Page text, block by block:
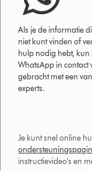
Als je de informatie
niet kunt vinden of
hulp nodig hebt, kun
WhatsApp in contact
gebracht met een
experts.
Je kunt snel online
instructievideo's en